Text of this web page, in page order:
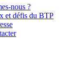
nous ?
et défis du BTP